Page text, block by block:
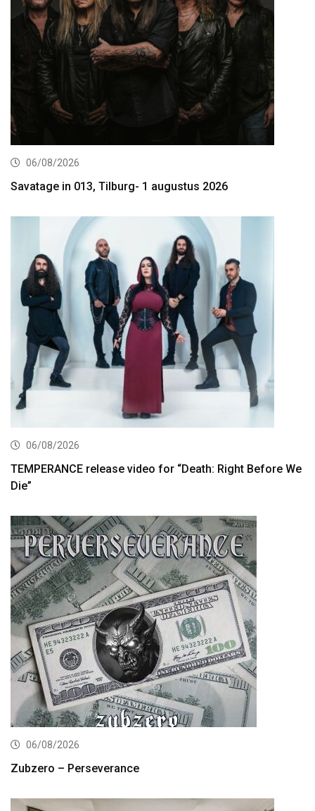
06/08/2026
Savatage in 013, Tilburg- 1 augustus 2026
06/08/2026
TEMPERANCE release video for “Death: Right Before We
Die”
06/08/2026
Zubzero – Perseverance